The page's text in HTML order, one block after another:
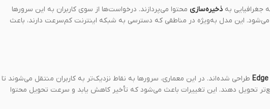
جغرافیایی به ذخیره‌سازی محتوا می‌پردازند. درخواست‌ها از سوی کاربران به این سرورها
می‌شود. این مدل به‌ویژه در مناطقی که دسترسی به شبکه اینترنت کم‌سرعت دارند، باعث
طراحی شده‌اند. در این معماری، سرورها به نقاط نزدیک‌تر به کاربران منتقل می‌شوند تا
تحویل دهند. این تغییرات باعث می‌شود که تأخیر کاهش یابد و سرعت تحویل محتوا